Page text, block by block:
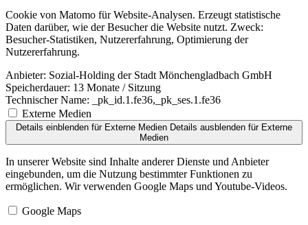
Cookie von Matomo für Website-Analysen. Erzeugt statistische
Daten darüber, wie der Besucher die Website nutzt. Zweck:
Besucher-Statistiken, Nutzererfahrung, Optimierung der
Nutzererfahrung.
Anbieter: Sozial-Holding der Stadt Mönchengladbach GmbH
Speicherdauer: 13 Monate / Sitzung
Technischer Name: _pk_id.1.fe36,_pk_ses.1.fe36
Externe Medien
Details einblenden für Externe Medien Details ausblenden für Externe
Medien
In unserer Website sind Inhalte anderer Dienste und Anbieter
eingebunden, um die Nutzung bestimmter Funktionen zu
ermöglichen. Wir verwenden Google Maps und Youtube-Videos.
Google Maps